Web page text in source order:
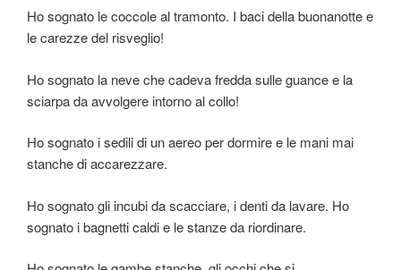
Ho sognato le coccole al tramonto. I baci della buonanotte e
le carezze del risveglio!
Ho sognato la neve che cadeva fredda sulle guance e la
sciarpa da avvolgere intorno al collo!
Ho sognato i sedili di un aereo per dormire e le mani mai
stanche di accarezzare.
Ho sognato gli incubi da scacciare, i denti da lavare. Ho
sognato i bagnetti caldi e le stanze da riordinare.